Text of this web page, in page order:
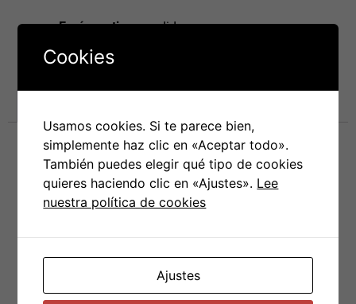
Envío gratisen pedidos que
superen los
Información adicional
Talla S, M,L,XL,
PRODUCTOS RELACIONADOS
Cookies
Usamos cookies. Si te parece bien,
simplemente haz clic en «Aceptar todo».
También puedes elegir qué tipo de cookies
quieres haciendo clic en «Ajustes». Lee
nuestra política de cookies
Ajustes